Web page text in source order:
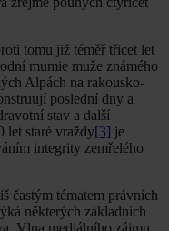
tomu již téměř třicet let
mumie muže známého
Alpách na rakousko-
poslední dny a
stav a další
let staré vraždy[3] je
integrity zemřelého
častým tématem právních
některých základních
Vlna mediálního zájmu,